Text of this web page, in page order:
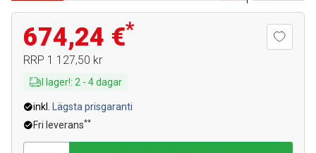
674,24 €*
RRP 1 127,50 kr
I lager!: 2 - 4dagar
inkl.
Lägsta prisgaranti
Fri leverans**